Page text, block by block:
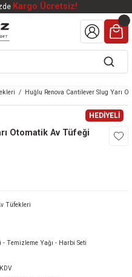
Kargo Ücretsiz!
Huğlu Renova Cantilever Slug Yarı
HEDİYELİ
Otomatik Av Tüfeği
Tüfekleri
- Temizleme Yağı - Harbi Seti